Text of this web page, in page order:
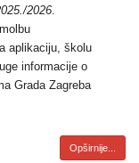
2026.
aplikaciju, školu
informacije o
Grada Zagreba
Opširnije...